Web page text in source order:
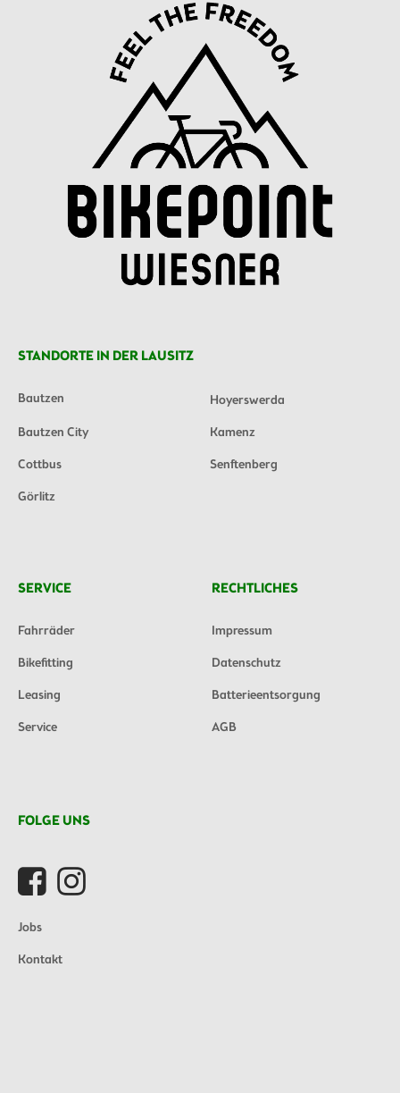
STANDORTE IN DER LAUSITZ
Bautzen
Hoyerswerda
Bautzen City
Kamenz
Cottbus
Senftenberg
Görlitz
SERVICE
Fahrräder
Bikefitting
Leasing
Service
RECHTLICHES
Impressum
Datenschutz
Batterieentsorgung
AGB
FOLGE UNS
Jobs
Kontakt